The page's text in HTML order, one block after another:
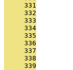
     331
     332
     333
     334
     335
     336
     337
     338
     339